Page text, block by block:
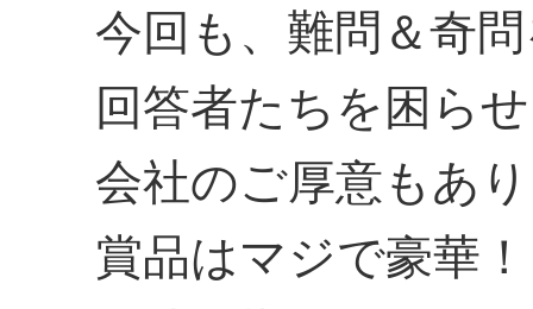
今回も、難問＆奇
回答者たちを困ら
会社のご厚意もあ
賞品はマジで豪華！